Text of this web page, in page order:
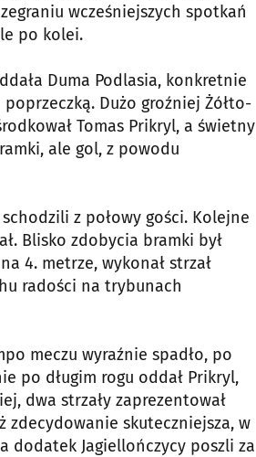
wcześniejszych spotkań
po kolei.
Duma Podlasia, konkretnie
Dużo groźniej Żółto-
Tomas Prikryl, a świetny
ale gol, z powodu
z połowy gości. Kolejne
Blisko zdobycia bramki był
4. metrze, wykonał strzał
radości na trybunach
meczu wyraźnie spadło, po
po długim rogu oddał Prikryl,
dwa strzały zaprezentował
zdecydowanie skuteczniejsza, w
dodatek Jagiellończycy poszli za